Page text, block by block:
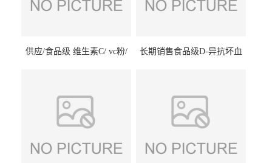
供应/食品级 维生素C/ vc粉/
长期销售食品级D-异抗坏血